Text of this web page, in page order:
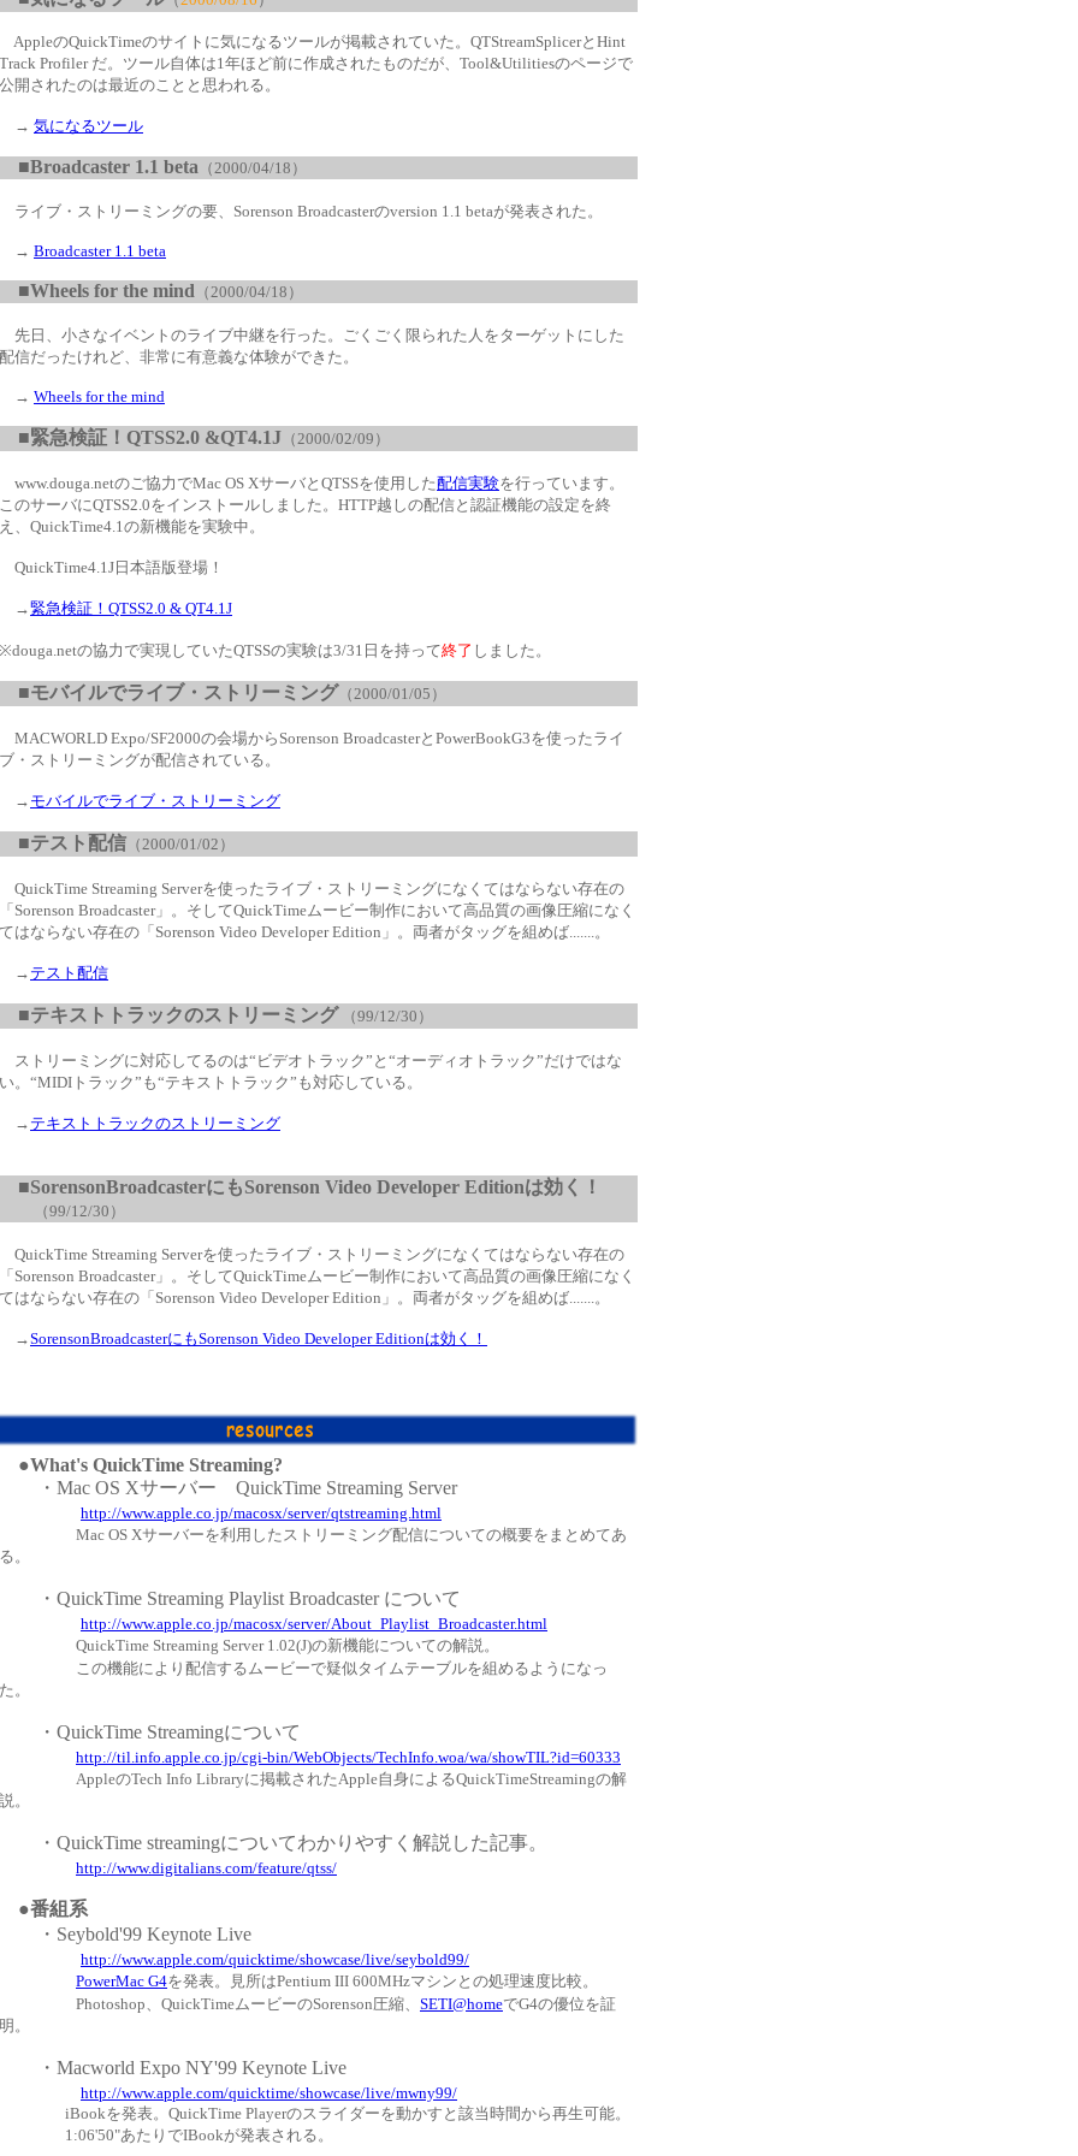
AppleのQuickTimeのサイトに気になるツールが掲載されていた。QTStreamSplicerとHint
Track Profiler だ。ツール自体は1年ほど前に作成されたものだが、Tool&Utilitiesのページで
公開されたのは最近のことと思われる。
→ 気になるツール
■Broadcaster 1.1 beta （2000/04/18）
ライブ・ストリーミングの要、 Sorenson Broadcasterのversion 1.1 betaが発表された。
→ Broadcaster 1.1 beta
■Wheels for the mind （2000/04/18）
先日、小さなイベントのライブ中継を行った。 ごくごく 限られた人をターゲットにした
配信だったけれど、非常に有意義な体験ができた。
→ Wheels for the mind
■緊急検証！QTSS2.0 &QT4.1J （2000/02/09 ）
www.douga.netのご協力でMac OS XサーバとQTSSを使用した配信実験を行っています。
このサーバにQTSS2.0をインストールしました。HTTP越しの配信と認証機能の設定を終
え、QuickTime4.1の新機能を実験中。
QuickTime4.1J日本語版登場！
→緊急検証！QTSS2.0 & QT4.1J
※douga.netの協力で実現していたQTSSの実験は3/31日を持って終了 しました。
■モバイルでライブ・ストリーミング （2000/01/05 ）
MACWORLD Expo/SF2000の会場からSorenson BroadcasterとPowerBookG3を使ったライ
ブ・ストリーミングが配信されている。
→ モバイルでライブ・ストリーミング
■テスト配信 （2000/01/02 ）
QuickTime Streaming Serverを使ったライブ・ストリーミングになくてはならない存在の
「Sorenson Broadcaster」。そしてQuickTimeムービー制作において高品質の画像圧縮になく
てはならない存在の「Sorenson Video Developer Edition」。両者がタッグを組めば.......。
→ テスト配信
■テキストトラックのストリーミング （99/12/30 ）
ストリーミングに対応してるのは“ビデオトラック”と“オーディオトラック”だけではな
い。“MIDIトラック”も“テキストトラック”も対応している。
→ テキストトラックのストリーミング
■SorensonBroadcasterにもSorenson Video Developer Editionは効く！
（99/12/30 ）
QuickTime Streaming Serverを使ったライブ・ストリーミングになくてはならない存在の
「Sorenson Broadcaster」。そしてQuickTimeムービー制作において高品質の画像圧縮になく
てはならない存在の「Sorenson Video Developer Edition」。両者がタッグを組めば.......。
→SorensonBroadcasterにもSorenson Video Developer Editionは効く！
●What's QuickTime Streaming?
・Mac OS Xサーバー QuickTime Streaming Server
http://www.apple.co.jp/macosx/server/qtstreaming.html
Mac OS Xサーバーを利用したストリーミング配信についての概要をまとめてあ
る。
・QuickTime Streaming Playlist Broadcaster について
http://www.apple.co.jp/macosx/server/About_Playlist_Broadcaster.html
QuickTime Streaming Server 1.02(J)の新機能についての解説。
この機能により配信するムービーで疑似タイムテーブルを組めるようになっ
た。
・QuickTime Streamingについて
http://til.info.apple.co.jp/cgi-bin/WebObjects/TechInfo.woa/wa/showTIL?id=60333
AppleのTech Info Libraryに掲載されたApple自身によるQuickTimeStreamingの解
説。
・QuickTime streamingについてわかりやすく解説した記事。
http://www.digitalians.com/feature/qtss/
●番組系
・Seybold'99 Keynote Live
http://www.apple.com/quicktime/showcase/live/seybold99/
PowerMac G4を発表。見所はPentium III 600MHzマシンとの処理速度比較。
Photoshop、QuickTimeムービーのSorenson圧縮、 SETI@homeでG4の優位を証
明。
・Macworld Expo NY'99 Keynote Live
http://www.apple.com/quicktime/showcase/live/mwny99/
iBookを発表。QuickTime Playerのスライダーを動かすと該当時間から再生可能。
1:06'50"あたりでIBookが発表される。